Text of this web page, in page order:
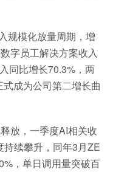
规模化放量周期，增
字员工解决方案收入
同比增长70.3%，两
成为公司第二增长曲
放，一季度AI相关收
持续攀升，同年3月ZE
，单日调用量突破百